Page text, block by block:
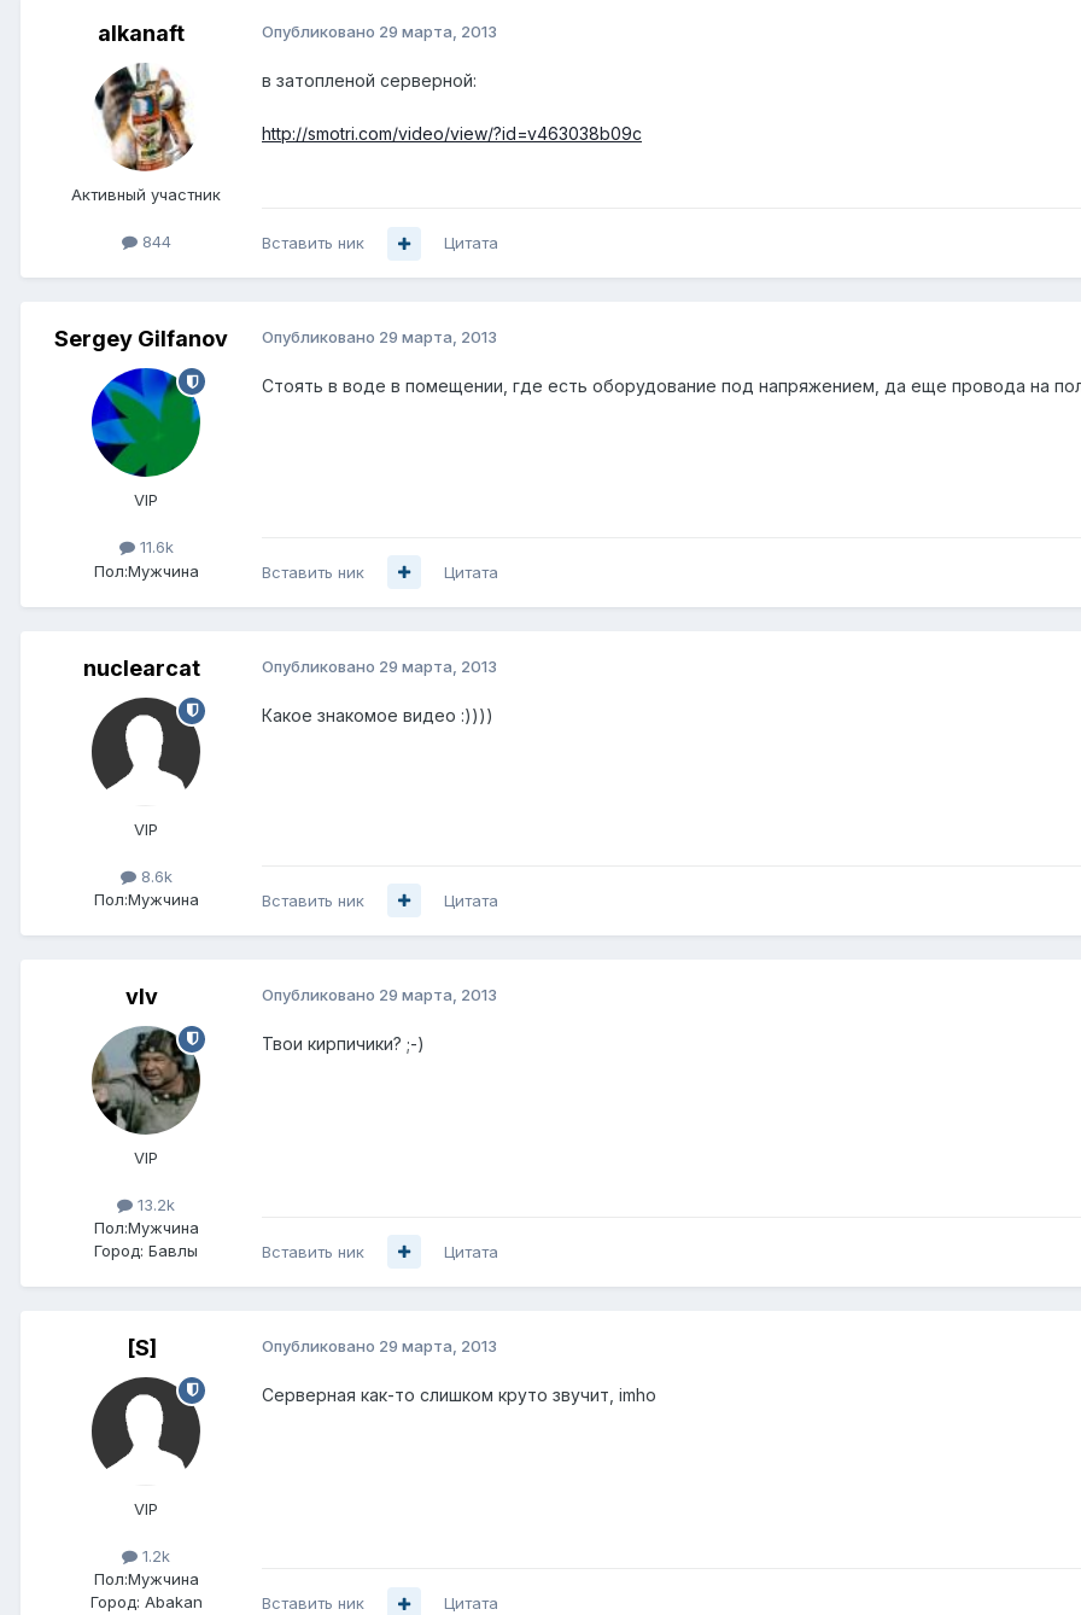
alkanaft
Активный участник
844
Опубликовано 29 марта, 2013
в затопленой серверной:
http://smotri.com/video/view/?id=v463038b09c
Вставить ник Цитата
Sergey Gilfanov
VIP
11.6k
Пол:Мужчина
Опубликовано 29 марта, 2013
Стоять в воде в помещении, где есть оборудование под напряжением, да еще провода на
Вставить ник Цитата
nuclearcat
VIP
8.6k
Пол:Мужчина
Опубликовано 29 марта, 2013
Какое знакомое видео :))))
Вставить ник Цитата
vIv
VIP
13.2k
Пол:Мужчина
Город: Бавлы
Опубликовано 29 марта, 2013
Твои кирпичики? ;-)
Вставить ник Цитата
[S]
VIP
1.2k
Пол:Мужчина
Город: Abakan
Опубликовано 29 марта, 2013
Серверная как-то слишком круто звучит, imho
Вставить ник Цитата